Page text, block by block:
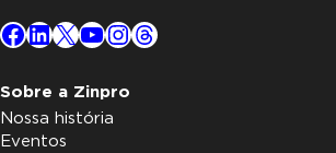
Facebook
LinkedIn
X YouTube
Instagram
Threads
Sobre a Zinpro
Nossa história
Eventos